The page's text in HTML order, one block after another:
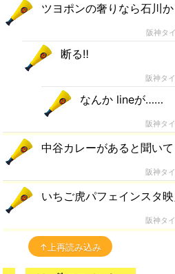
ツヨポンの奢りなら石川
阪神タ
断る‼️
阪神タイ
なんか lineが……
阪神タイ
中谷カレーがあると聞いて
阪神タイ
いちご虎パフェインスタ
阪神タイ
↑上再読み込み